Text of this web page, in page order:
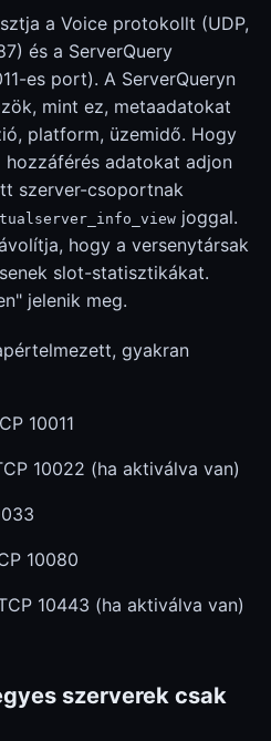
a Voice protokollt (UDP,
és a ServerQuery
es port). A ServerQueryn
mint ez, metaadatokat
platform, üzemidő. Hogy
adatokat adjon
szerver-csoportnak
joggal.
hogy a versenytársak
slot-statisztikákat.
jelenik meg.
gyakran
10011
10022 (ha aktiválva van)
10080
10443 (ha aktiválva van)
szerverek csak